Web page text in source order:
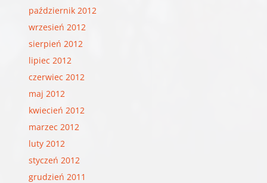
październik 2012
wrzesień 2012
sierpień 2012
lipiec 2012
czerwiec 2012
maj 2012
kwiecień 2012
marzec 2012
luty 2012
styczeń 2012
grudzień 2011